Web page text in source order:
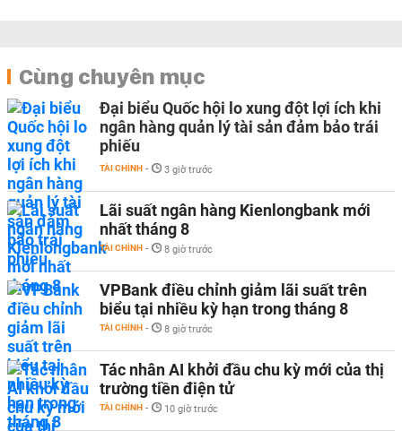
Cùng chuyên mục
Đại biểu Quốc hội lo xung đột lợi ích khi
ngân hàng quản lý tài sản đảm bảo trái
phiếu
TÀI CHÍNH - 3 giờ trước
Lãi suất ngân hàng Kienlongbank mới
nhất tháng 8
TÀI CHÍNH - 8 giờ trước
VPBank điều chỉnh giảm lãi suất trên
biểu tại nhiều kỳ hạn trong tháng 8
TÀI CHÍNH - 8 giờ trước
Tác nhân AI khởi đầu chu kỳ mới của thị
trường tiền điện tử
TÀI CHÍNH - 10 giờ trước